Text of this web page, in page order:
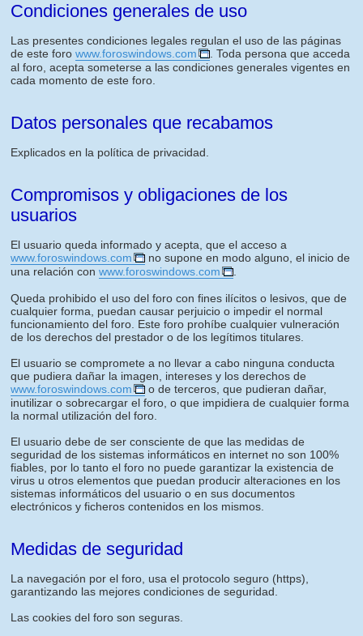
Condiciones generales de uso
Las presentes condiciones legales regulan el uso de las páginas
de este foro www.foroswindows.com
. Toda persona que acceda
al foro, acepta someterse a las condiciones generales vigentes en
cada momento de este foro.
Datos personales que recabamos
Explicados en la política de privacidad.
Compromisos y obligaciones de los
usuarios
El usuario queda informado y acepta, que el acceso a
www.foroswindows.com
no supone en modo alguno, el inicio de
una relación con www.foroswindows.com
Queda prohibido el uso del foro con fines ilícitos o lesivos, que de
cualquier forma, puedan causar perjuicio o impedir el normal
funcionamiento del foro. Este foro prohíbe cualquier vulneración
de los derechos del prestador o de los legítimos titulares.
El usuario se compromete a no llevar a cabo ninguna conducta
que pudiera dañar la imagen, intereses y los derechos de
www.foroswindows.com
o de terceros, que pudieran dañar,
inutilizar o sobrecargar el foro, o que impidiera de cualquier forma
la normal utilización del foro.
El usuario debe de ser consciente de que las medidas de
seguridad de los sistemas informáticos en internet no son 100%
fiables, por lo tanto el foro no puede garantizar la existencia de
virus u otros elementos que puedan producir alteraciones en los
sistemas informáticos del usuario o en sus documentos
electrónicos y ficheros contenidos en los mismos.
Medidas de seguridad
La navegación por el foro, usa el protocolo seguro (https),
garantizando las mejores condiciones de seguridad.
Las cookies del foro son seguras.